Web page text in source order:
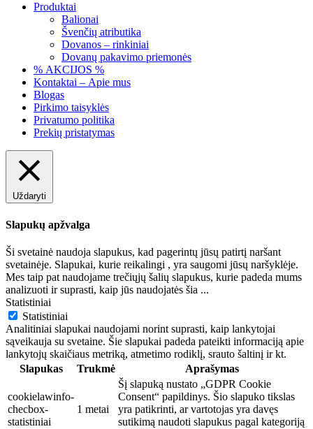
Produktai
Balionai
Švenčių atributika
Dovanos – rinkiniai
Dovanų pakavimo priemonės
% AKCIJOS %
Kontaktai – Apie mus
Blogas
Pirkimo taisyklės
Privatumo politika
Prekių pristatymas
Uždaryti
Slapukų apžvalga
Ši svetainė naudoja slapukus, kad pagerintų jūsų patirtį naršant
svetainėje. Slapukai, kurie reikalingi , yra saugomi jūsų naršyklėje.
Mes taip pat naudojame trečiųjų šalių slapukus, kurie padeda mums
analizuoti ir suprasti, kaip jūs naudojatės šia ...
Statistiniai
Statistiniai
Analitiniai slapukai naudojami norint suprasti, kaip lankytojai
sąveikauja su svetaine. Šie slapukai padeda pateikti informaciją apie
lankytojų skaičiaus metriką, atmetimo rodiklį, srauto šaltinį ir kt.
Slapukas
Trukmė Aprašymas
cookielawinfo-
checbox-
statistiniai
1 metai
Šį slapuką nustato „GDPR Cookie
Consent“ papildinys. Šio slapuko tikslas
yra patikrinti, ar vartotojas yra davęs
sutikimą naudoti slapukus pagal kategoriją